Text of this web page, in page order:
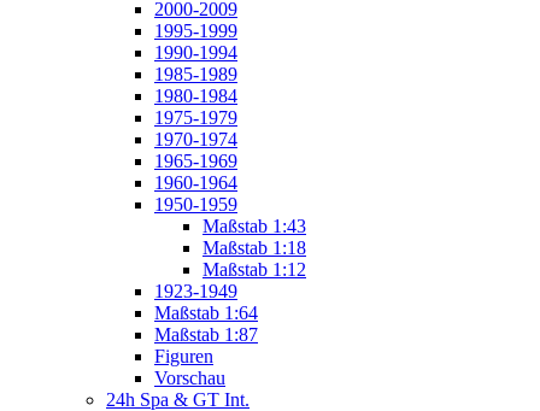
2000-2009
1995-1999
1990-1994
1985-1989
1980-1984
1975-1979
1970-1974
1965-1969
1960-1964
1950-1959
Maßstab 1:43
Maßstab 1:18
Maßstab 1:12
1923-1949
Maßstab 1:64
Maßstab 1:87
Figuren
Vorschau
24h Spa & GT Int.